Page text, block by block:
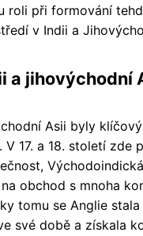
roli při formování
v Indii a
a jihovýchodní
Asii byly
17. a 18. století zde
Východoindická
obchod s mnoha
tomu se Anglie
své době a získala